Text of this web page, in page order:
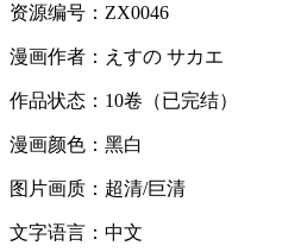
资源编号：ZX0046
漫画作者：えすの サカエ
作品状态：10卷（已完结）
漫画颜色：黑白
图片画质：超清/巨清
文字语言：中文